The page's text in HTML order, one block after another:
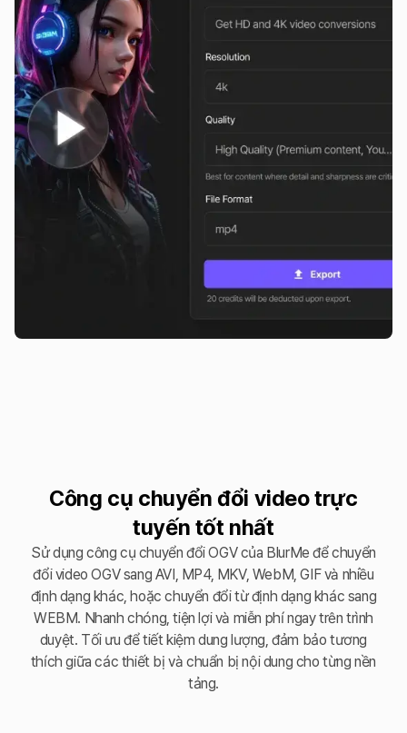
Công cụ chuyển đổi video trực
tuyến tốt nhất
Sử dụng công cụ chuyển đổi OGV của BlurMe để chuyển
đổi video OGV sang AVI, MP4, MKV, WebM, GIF và nhiều
định dạng khác, hoặc chuyển đổi từ định dạng khác sang
WEBM. Nhanh chóng, tiện lợi và miễn phí ngay trên trình
duyệt. Tối ưu để tiết kiệm dung lượng, đảm bảo tương
thích giữa các thiết bị và chuẩn bị nội dung cho từng nền
tảng.